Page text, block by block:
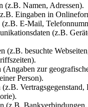
(z.B. Namen, Adressen).
Eingaben in
(z.B. E-Mail,
(z.B.
(z.B. besuchte
(Angaben zur
Person).
(z.B. Vertragsgegenstand,
(z.B.